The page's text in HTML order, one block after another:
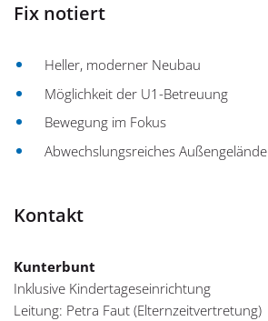
Fix notiert
Heller, moderner Neubau
Möglichkeit der U1-Betreuung
Bewegung im Fokus
Abwechslungsreiches Außengelände
Kontakt
Kunterbunt
Inklusive Kindertageseinrichtung
Leitung: Petra Faut (Elternzeitvertretung)